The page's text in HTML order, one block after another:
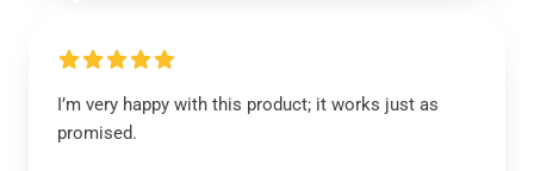
I’m very happy with this product; it works just as
promised.